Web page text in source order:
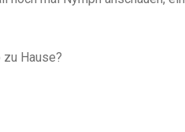
zu Hause?